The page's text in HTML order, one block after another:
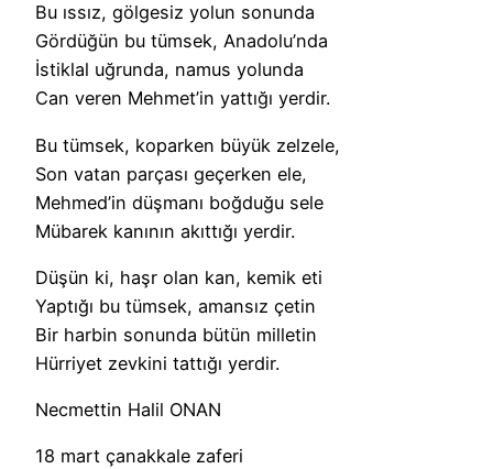
Bu ıssız, gölgesiz yolun sonunda
Gördüğün bu tümsek, Anadolu’nda
İstiklal uğrunda, namus yolunda
Can veren Mehmet’in yattığı yerdir.
Bu tümsek, koparken büyük zelzele,
Son vatan parçası geçerken ele,
Mehmed’in düşmanı boğduğu sele
Mübarek kanının akıttığı yerdir.
Düşün ki, haşr olan kan, kemik eti
Yaptığı bu tümsek, amansız çetin
Bir harbin sonunda bütün milletin
Hürriyet zevkini tattığı yerdir.
Necmettin Halil ONAN
18 mart çanakkale zaferi